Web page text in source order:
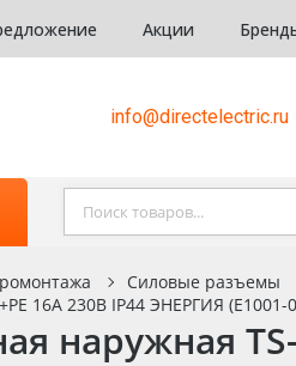
Акции
info@directelectric.ru
Силовые разъемы
16А 230В IP44 ЭНЕРГИЯ (Е1001-
наружная